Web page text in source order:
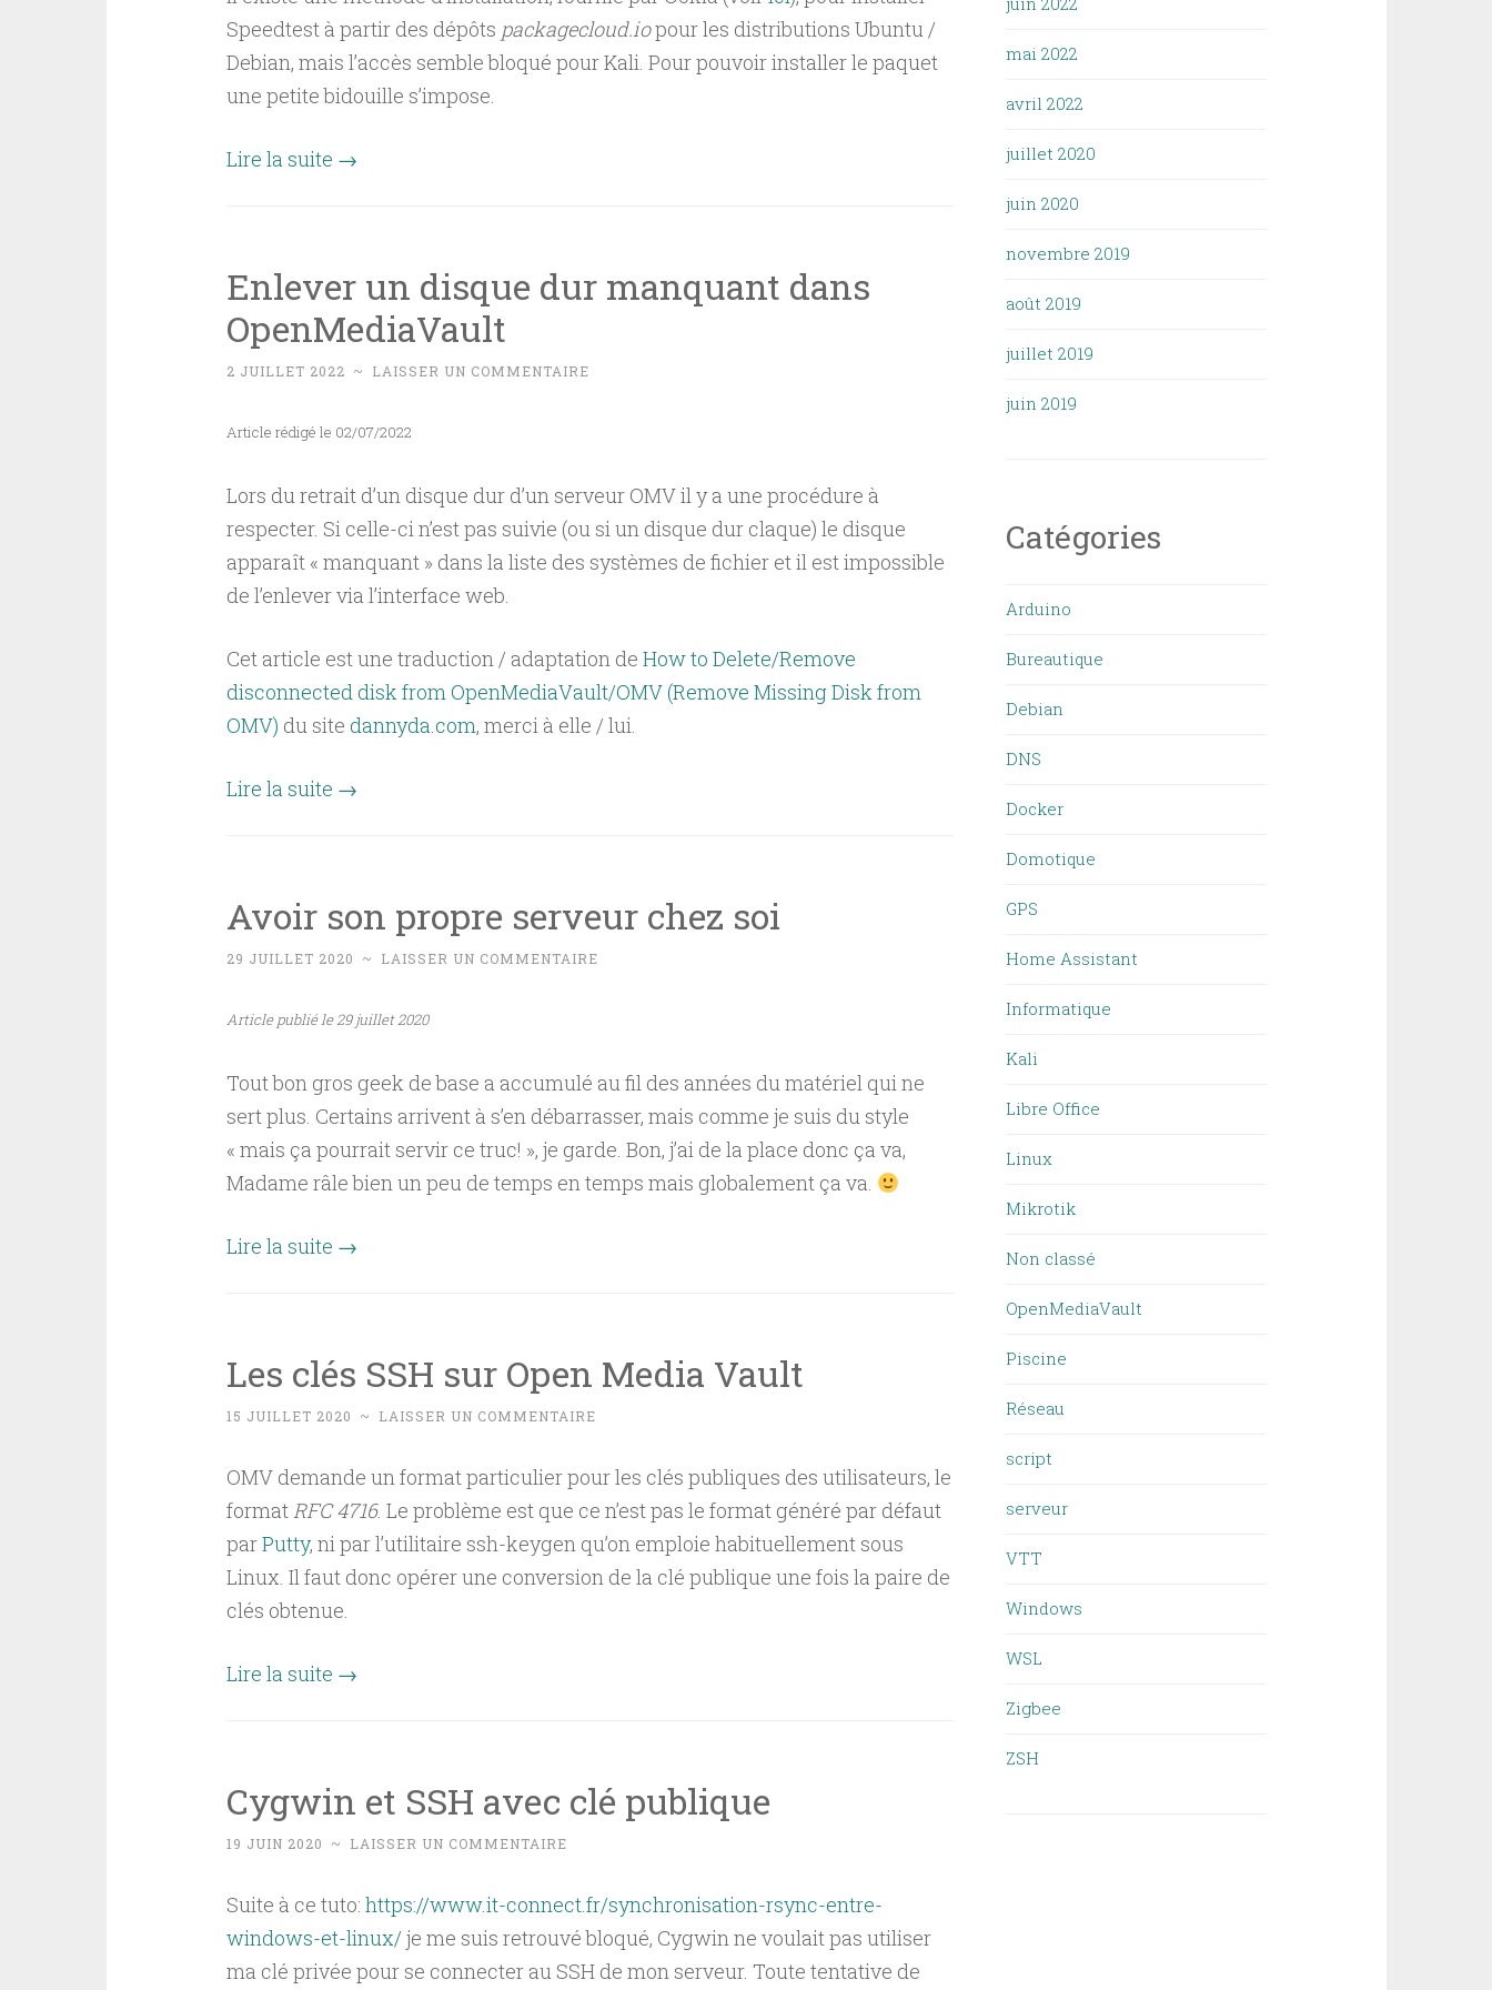
Speedtest à partir des dépôts packagecloud.iopour les distributions Ubuntu /
Debian, mais l’accès semble bloqué pour Kali. Pour pouvoir installer le paquet
une petite bidouille s’impose.
Lire la suite →
Enlever un disque dur manquant dans
OpenMediaVault
2 JUILLET 2022 ~ LAISSER UN COMMENTAIRE
Article rédigé le 02/07/2022
Lors du retrait d’un disque dur d’un serveur OMV il y a une procédure à
respecter. Si celle-ci n’est pas suivie (ou si un disque dur claque) le disque
apparaît « manquant » dans la liste des systèmes de fichier et il est impossible
de l’enlever via l’interface web.
Cet article est une traduction / adaptation de How to Delete/Remove
disconnected disk from OpenMediaVault/OMV (Remove Missing Disk from
OMV) du site dannyda.com, merci à elle / lui.
Lire la suite →
Avoir son propre serveur chez soi
29 JUILLET 2020 ~ LAISSER UN COMMENTAIRE
Article publié le 29 juillet 2020
Tout bon gros geek de base a accumulé au fil des années du matériel qui ne
sert plus. Certains arrivent à s’en débarrasser, mais comme je suis du style
« mais ça pourrait servir ce truc! », je garde. Bon, j’ai de la place donc ça va,
Madame râle bien un peu de temps en temps mais globalement ça va.
Lire la suite →
Les clés SSH sur Open Media Vault
15 JUILLET 2020 ~ LAISSER UN COMMENTAIRE
OMV demande un format particulier pour les clés publiques des utilisateurs, le
formatRFC 4716. Le problème est que ce n’est pas le format généré par défaut
parPutty, ni par l’utilitaire ssh-keygen qu’on emploie habituellement sous
Linux. Il faut donc opérer une conversion de la clé publique une fois la paire de
clés obtenue.
Lire la suite →
Cygwin et SSH avec clé publique
19 JUIN 2020 ~ LAISSER UN COMMENTAIRE
Suite à ce tuto: https://www.it-connect.fr/synchronisation-rsync-entre-
windows-et-linux/je me suis retrouvé bloqué, Cygwin ne voulait pas utiliser
ma clé privée pour se connecter au SSH de mon serveur. Toute tentative de
mai 2022
avril 2022
juillet 2020
juin 2020
novembre 2019
août 2019
juillet 2019
juin 2019
Catégories
Arduino
Bureautique
Debian
DNS
Docker
Domotique
GPS
Home Assistant
Informatique
Kali
Libre Office
Linux
Mikrotik
Non classé
OpenMediaVault
Piscine
Réseau
script
serveur
VTT
Windows
WSL
Zigbee
ZSH